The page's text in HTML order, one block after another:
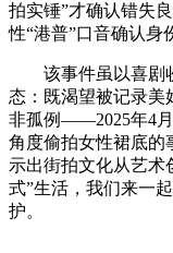
拍实锤”才确认错失
性“港普”口音确认身
该事件虽以喜剧
态：既渴望被记录美
非孤例——2025年4
角度偷拍女性裙底的
示出街拍文化从艺术
式”生活，我们来一
护。